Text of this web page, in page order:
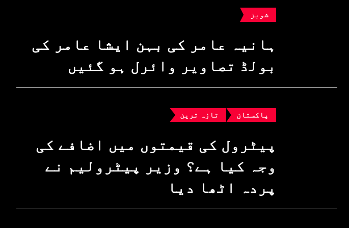
شوبز
ہانیہ عامر کی بہن ایشا عامر کی
بولڈ تصاویر وائرل ہو گئیں
پاکستان تازہ ترین
پیٹرول کی قیمتوں میں اضافے کی
وجہ کیا ہے؟ وزیرِ پیٹرولیم نے
پردہ اٹھا دیا